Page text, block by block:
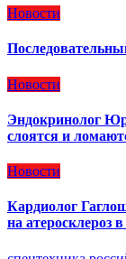
Новости
Новости
Эндокринолог
слоятся и
Новости
Кардиолог
на атеросклероз